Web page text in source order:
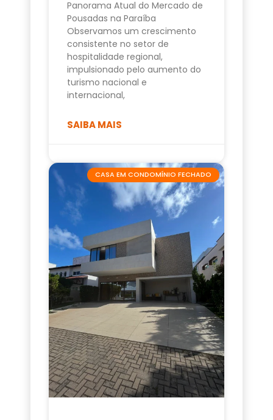
Panorama Atual do Mercado de
Pousadas na Paraíba
Observamos um crescimento
consistente no setor de
hospitalidade regional,
impulsionado pelo aumento do
turismo nacional e
internacional,
SAIBA MAIS
CASA EM CONDOMÍNIO FECHADO